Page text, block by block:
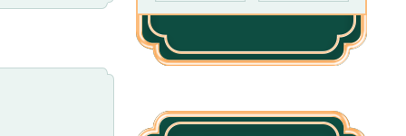
在诗句
词的具体
。而茅店又